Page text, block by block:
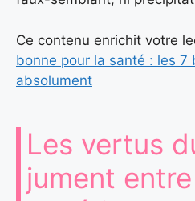
Ce contenu enrichit votre
bonne pour la santé : les 7
absolument
Les vertus
jument